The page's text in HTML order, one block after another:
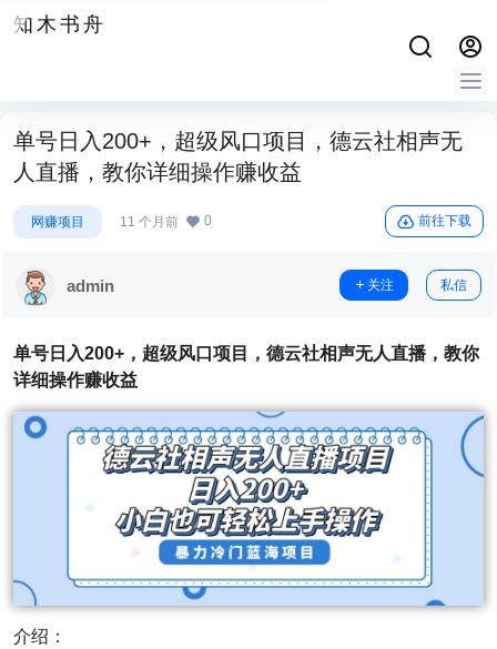
知木书舟
单号日入200+，超级风口项目，德云社相声无
人直播，教你详细操作赚收益
网赚项目 11 个月前 0 前往下载
admin 关注 私信
单号日入200+，超级风口项目， 德云社相声无人直播 ，教你
详细操作赚收益
介绍：